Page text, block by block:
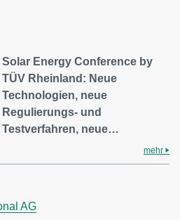
Solar Energy Conference by
TÜV Rheinland: Neue
Technologien, neue
Regulierungs- und
Testverfahren, neue…
mehr
AG